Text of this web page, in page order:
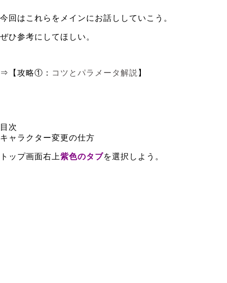
今回はこれらをメインにお話ししていこう。
ぜひ参考にしてほしい。
⇒【攻略①： コツとパラメータ解説 】
目次
キャラクター変更の仕方
トップ画面右上紫色のタブを選択しよう。